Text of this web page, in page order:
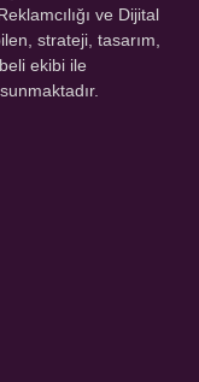
ve Dijital
strateji, tasarım,
ekibi ile